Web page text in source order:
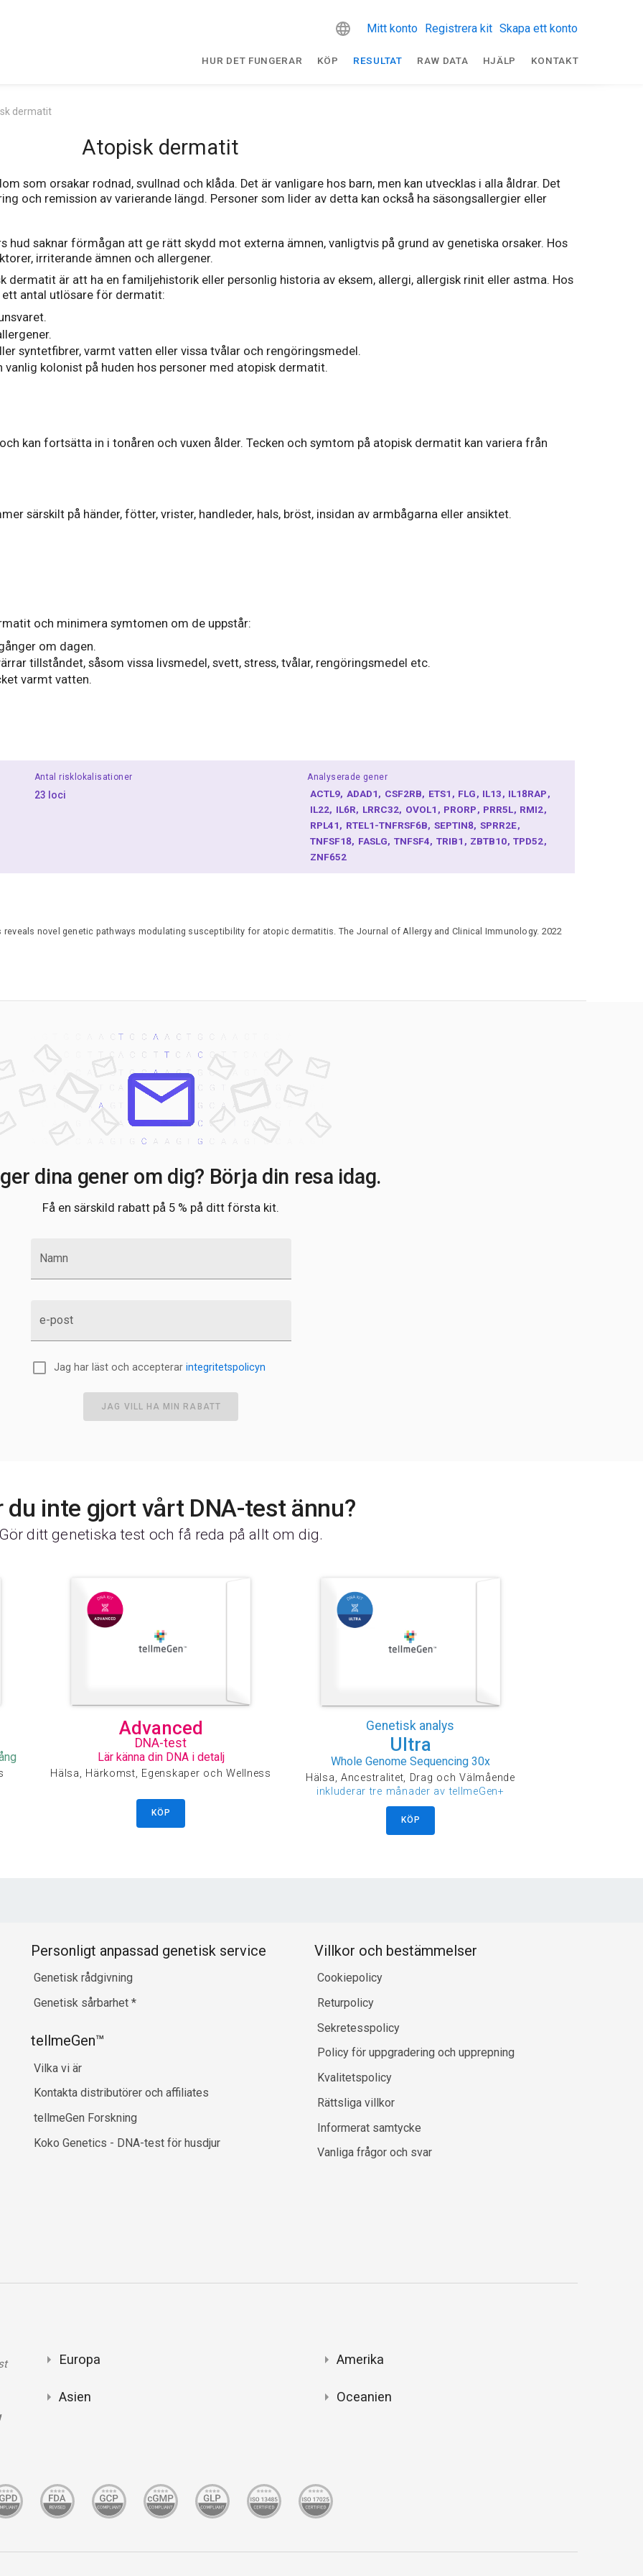
Mitt konto Registrera kit Skapa ett konto
HUR DET FUNGERAR KÖP RESULTAT RAW DATA HJÄLP KONTAKT
dermatit
Atopisk dermatit
som orsakar rodnad, svullnad och klåda. Det är vanligare hos barn, men kan utvecklas i alla åldrar. Det
och remission av varierande längd. Personer som lider av detta kan också ha säsongsallergier eller
saknar förmågan att ge rätt skydd mot externa ämnen, vanligtvis på grund av genetiska orsaker. Hos
irriterande ämnen och allergener.
är att ha en familjehistorik eller personlig historia av eksem, allergi, allergisk rinit eller astma. Hos
antal utlösare för dermatit:
syntetfibrer, varmt vatten eller vissa tvålar och rengöringsmedel.
vanlig kolonist på huden hos personer med atopisk dermatit.
kan fortsätta in i tonåren och vuxen ålder. Tecken och symtom på atopisk dermatit kan variera från
särskilt på händer, fötter, vrister, handleder, hals, bröst, insidan av armbågarna eller ansiktet.
och minimera symtomen om de uppstår:
om dagen.
tillståndet, såsom vissa livsmedel, svett, stress, tvålar, rengöringsmedel etc.
varmt vatten.
Antal risklokalisationer
23 loci
Analyserade gener
ACTL9 ADAD1 CSF2RB ETS1 FLG IL13 IL18RAP
IL22 IL6R LRRC32 OVOL1 PRORP PRR5L RMI2
RPL41 RTEL1-TNFRSF6B SEPTIN8 SPRR2E
TNFSF18 FASLG TNFSF4 TRIB1 ZBTB10 TPD52
ZNF652
novel genetic pathways modulating susceptibility for atopic dermatitis. The Journal of Allergy and Clinical Immunology. 2022
dina gener om dig? Börja din resa idag.
Få en särskild rabatt på 5 % på ditt första kit.
Namn
e-post
Jag har läst och accepterar integritetspolicyn
JAG VILL HA MIN RABATT
du inte gjort vårt DNA-test ännu?
ditt genetiska test och få reda på allt om dig.
Advanced
DNA-test
Lär känna din DNA i detalj
Hälsa, Härkomst, Egenskaper och Wellness
KÖP
Genetisk analys
Ultra
Whole Genome Sequencing 30x
Hälsa, Ancestralitet, Drag och Välmående
inkluderar tre månader av tellmeGen+
KÖP
Personligt anpassad genetisk service
Genetisk rådgivning
Genetisk sårbarhet *
tellmeGen™
Vilka vi är
Kontakta distributörer och affiliates
tellmeGen Forskning
Koko Genetics - DNA-test för husdjur
Villkor och bestämmelser
Cookiepolicy
Returpolicy
Sekretesspolicy
Policy för uppgradering och upprepning
Kvalitetspolicy
Rättsliga villkor
Informerat samtycke
Vanliga frågor och svar
Europa
Asien
Amerika
Oceanien